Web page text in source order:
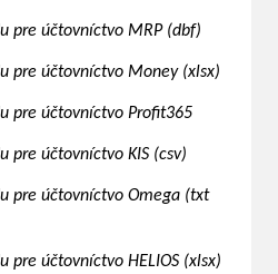
pre účtovníctvo MRP (dbf)
pre účtovníctvo Money (xlsx)
pre účtovníctvo Profit365
pre účtovníctvo KIS (csv)
pre účtovníctvo Omega (txt
pre účtovníctvo HELIOS (xlsx)